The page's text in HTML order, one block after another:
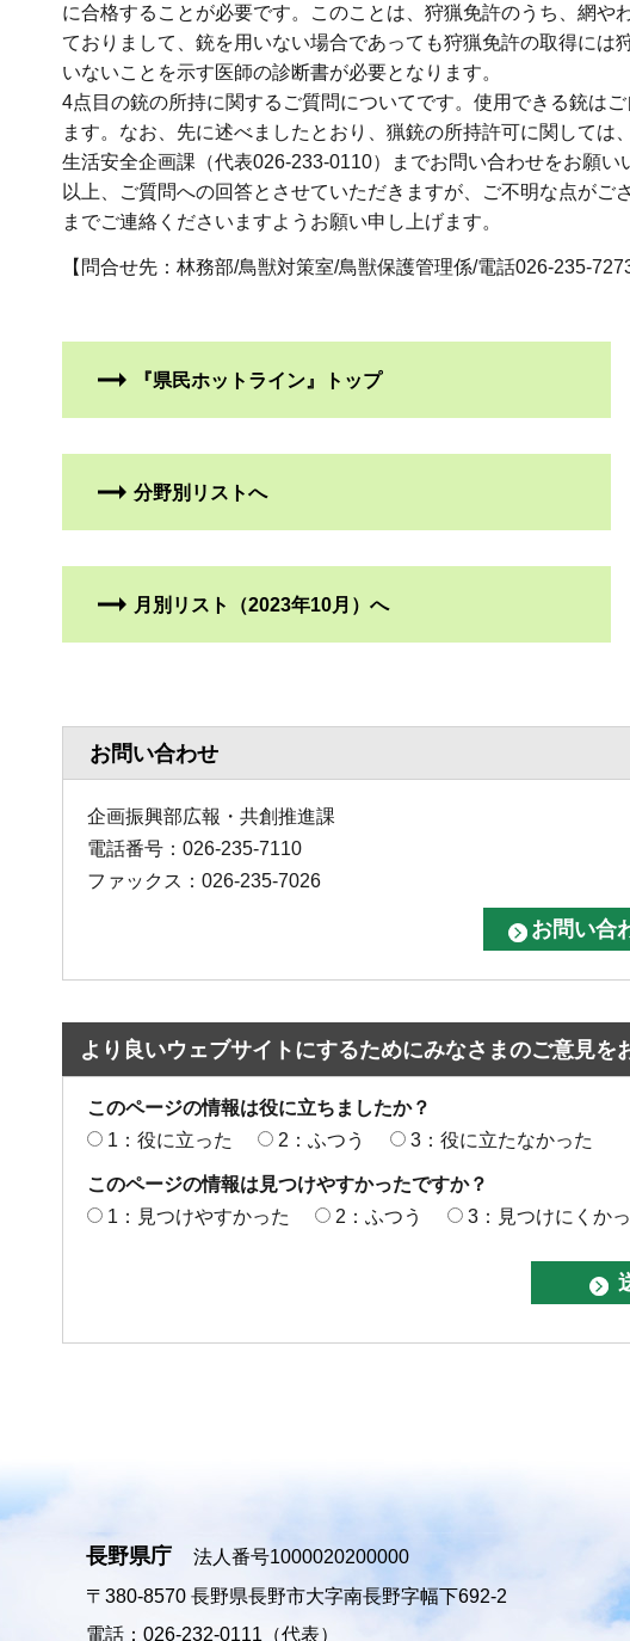
に合格することが必要です。このことは、狩猟免許のうち、網
ておりまして、銃を用いない場合であっても狩猟免許の取得に
いないことを示す医師の診断書が必要となります。
4点目の銃の所持に関するご質問についてです。使用できる銃は
ます。なお、先に述べましたとおり、猟銃の所持許可に関して
生活安全企画課（代表026-233-0110）までお問い合わせをお願い
以上、ご質問への回答とさせていただきますが、ご不明な点が
までご連絡くださいますようお願い申し上げます。
【問合せ先：林務部/鳥獣対策室/鳥獣保護管理係/電話026-235-
『県民ホットライン』トップ
分野別リストへ
月別リスト（2023年10月）へ
お問い合わせ
企画振興部広報・共創推進課
電話番号：026-235-7110
ファックス：026-235-7026
より良いウェブサイトにするためにみなさまのご意見を
このページの情報は役に立ちましたか？
1：役に立った
2：ふつう 3：役に立たなかった
このページの情報は見つけやすかったですか？
1：見つけやすかった
2：ふつう 3：見つけにくか
長野県庁
法人番号1000020200000
〒380-8570 長野県長野市大字南長野字幅下692-2
電話：026-232-0111（代表）